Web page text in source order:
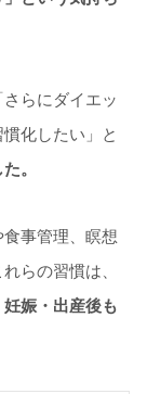
らにダイエッ
化したい」と
。
事管理、瞑想
らの習慣は、
娠・出産後も